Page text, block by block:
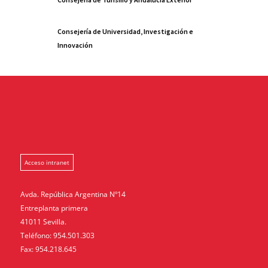
Consejería de Universidad, Investigación e
Innovación
Acceso intranet
Avda. República Argentina Nº14
Entreplanta primera
41011 Sevilla.
Teléfono: 954.501.303
Fax: 954.218.645